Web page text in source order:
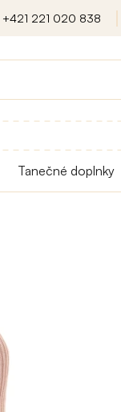
+421 221 020 838
Tanečné doplnky